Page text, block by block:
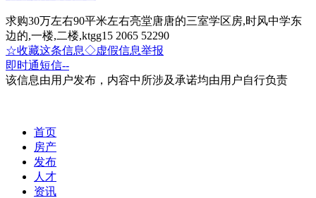
求购30万左右90平米左右亮堂唐唐的三室学区房,时风中学东
边的,一楼,二楼,ktgg15 2065 52290
☆收藏这条信息◇虚假信息举报
即时通短信--
该信息由用户发布，内容中所涉及承诺均由用户自行负责
首页
房产
发布
人才
资讯